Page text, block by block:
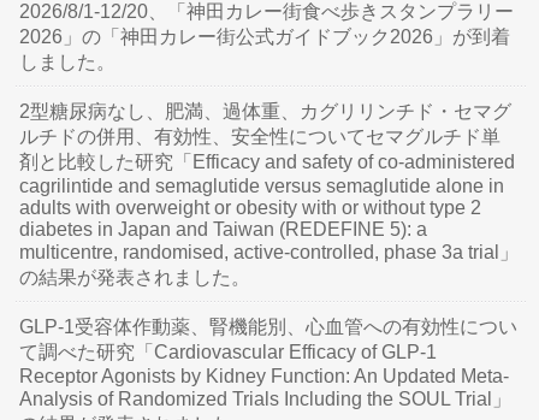
2026/8/1-12/20、「神田カレー街食べ歩きスタンプラリー
2026」の「神田カレー街公式ガイドブック2026」が到着
しました。
2型糖尿病なし、肥満、過体重、カグリリンチド・セマグ
ルチドの併用、有効性、安全性についてセマグルチド単
剤と比較した研究「Efficacy and safety of co-administered
cagrilintide and semaglutide versus semaglutide alone in
adults with overweight or obesity with or without type 2
diabetes in Japan and Taiwan (REDEFINE 5): a
multicentre, randomised, active-controlled, phase 3a trial」
の結果が発表されました。
GLP-1受容体作動薬、腎機能別、心血管への有効性につい
て調べた研究「Cardiovascular Efficacy of GLP-1
Receptor Agonists by Kidney Function: An Updated Meta-
Analysis of Randomized Trials Including the SOUL Trial」